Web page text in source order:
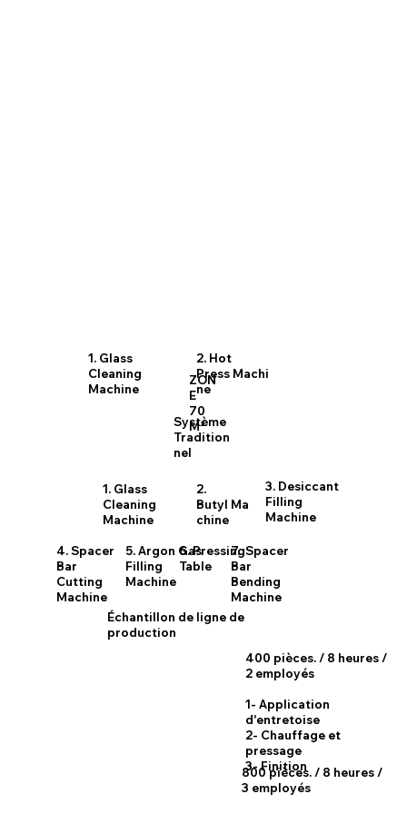
2. Hot
Press Machi
ne
1. Glass
Cleaning
Machine
ZON
E
70
M²
1. Glass
Cleaning
Machine
2.
Butyl Ma
chine
3. Desiccant
Filling
Machine
4. Spacer
Bar
Cutting
Machine
5. Argon Gas
Filling
Machine
6. Pressing
Table
7. Spacer
Bar
Bending
Machine
Système
Tradition
nel
Échantillon de ligne de
production
400 pièces. / 8 heures /
2 employés
1- Application
d'entretoise
2- Chauffage et
pressage
3- Finition
800 pièces. / 8 heures /
3 employés